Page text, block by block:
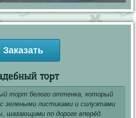
Заказать
торт
торт белого оттенка, который
зелеными листиками и силуэтами
шагающими по дороге вперёд.